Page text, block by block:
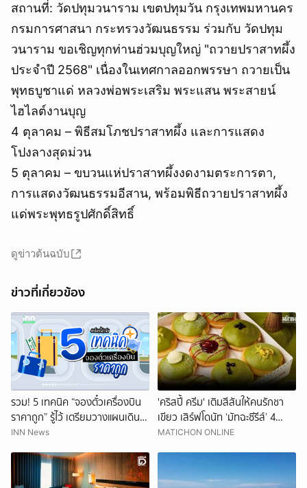
สถานที่: วัดปทุมวนาราม เขตปทุมวัน กรุงเทพมหานคร
กรมการศาสนา กระทรวงวัฒนธรรม ร่วมกับ วัดปทุม
วนาราม ขอเชิญทุกท่านฮ่วมบุญใหญ่ "ถวายปราสาทผึ้ง
ประจำปี 2568" เนื่องในเทศกาลออกพรรษา ถวายเป็น
พุทธบูชาแด่ หลวงพ่อพระเสริม พระแสน พระสายน์
ไฮไลต์งานบุญ
4 ตุลาคม – พิธีสมโภชปราสาทผึ้ง และการแสดง
โปงลางสุดม่วน
5 ตุลาคม – ขบวนแห่ปราสาทผึ้งงดงามตระการตา,
การแสดงวัฒนธรรมอีสาน, พร้อมพิธีถวายปราสาทผึ้ง
แด่พระพุทธรูปศักดิ์สิทธิ์
ดูข่าวต้นฉบับ
ข่าวที่เกี่ยวข้อง
รวม! 5 เทคนิค “จองตั๋วเครื่องบิน
ราคาถูก” รู้ไว้ เตรียมวางแผนเดิน
ทาง
INN News
'คริสปี้ ครีม' เติมสีสันให้คนรักชา
เขียว เสิร์ฟโดนัท ‘มัทฉะซีรีส์’ 4
รสชาติใหม่
MATICHON ONLINE